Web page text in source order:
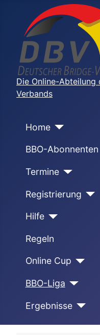
Die Online-Abteilung
Verbands
Home
BBO-Abonnenten
Termine
Registrierung
Hilfe
Regeln
Online Cup
BBO-Liga
Ergebnisse